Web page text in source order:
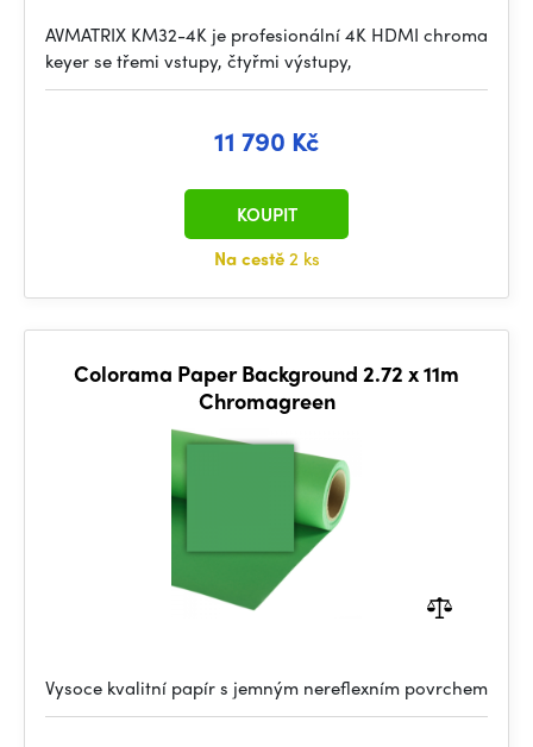
AVMATRIX KM32-4K je profesionální 4K HDMI chroma
keyer se třemi vstupy, čtyřmi výstupy,
11 790 Kč
Na cestě2 ks
KOUPIT
Colorama Paper Background 2.72 x 11m
Chromagreen
Vysoce kvalitní papír s jemným nereflexním povrchem